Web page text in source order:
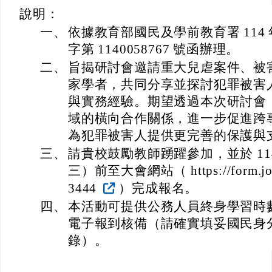
主內容區域
分月文章 電子報列表
函轉財團法人犯罪被害人保護協會訂於114年
7月10日(星期四)至11日(星期五)假集思台大
會議中心國際會議廳舉辦「穿透馨生第一縷
光-犯罪被害人權益保障暨實務研討會」相關
資料一案，鼓勵貴校教師踴躍報名參加，請
研習進修 輔導組-學務處 | 2025-06-23 | 點閱數： 198